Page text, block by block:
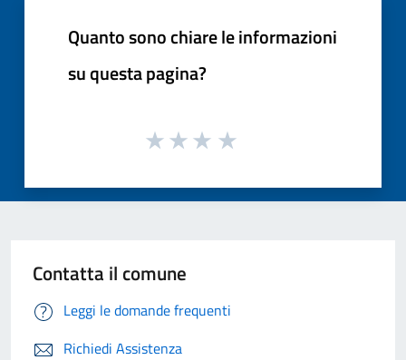
Quanto sono chiare le informazioni
su questa pagina?
Contatta il comune
Leggi le domande frequenti
Richiedi Assistenza